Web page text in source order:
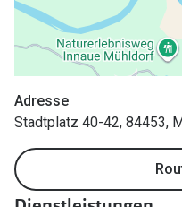
Stellest®-Brillengläser
Brillenbügel
Brillenetuis
Brillenkettchen
Adresse
Stadtplatz 40-42, 84453,